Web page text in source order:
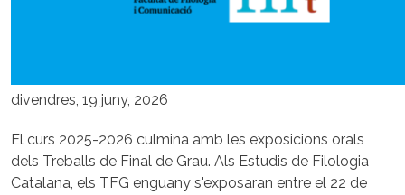
divendres, 19 juny, 2026
El curs 2025-2026 culmina amb les exposicions orals
dels Treballs de Final de Grau. Als Estudis de Filologia
Catalana, els TFG enguany s'exposaran entre el 22 de